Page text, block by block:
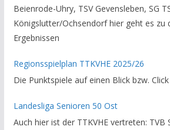
Beienrode-Uhry, TSV Gevensleben, SG
Königslutter/Ochsendorf hier geht es zu
Ergebnissen
Regionsspielplan TTKVHE 2025/26
Die Punktspiele auf einen Blick bzw. Click
Landesliga Senioren 50 Ost
Auch hier ist der TTKVHE vertreten: TVB